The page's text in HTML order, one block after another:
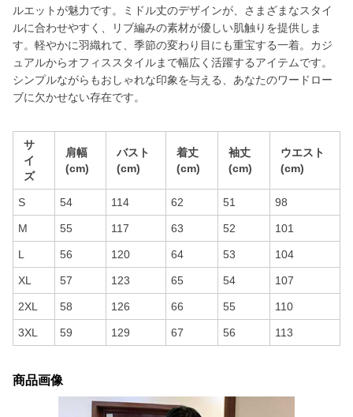
ルエットが魅力です。ミドル丈のデザインが、さまざまなスタイ
ルに合わせやすく、リブ編みの素材が優しい肌触りを提供しま
す。軽やかに羽織れて、季節の変わり目にも重宝する一着。カジ
ュアルからオフィススタイルまで幅広く活躍するアイテムです。
シンプルながらもおしゃれな印象を与える、あなたのワードロー
ブに欠かせない存在です。
サ
イ
ズ
肩幅
(cm)
バスト
(cm)
着丈
(cm)
袖丈
(cm)
ウエスト
(cm)
S 54 114 62 51 98
M 55 117 63 52 101
L 56 120 64 53 104
XL 57 123 65 54 107
2XL 58 126 66 55 110
3XL 59 129 67 56 113
商品画像